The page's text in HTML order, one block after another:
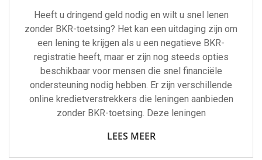
Heeft u dringend geld nodig en wilt u snel lenen
zonder BKR-toetsing? Het kan een uitdaging zijn om
een lening te krijgen als u een negatieve BKR-
registratie heeft, maar er zijn nog steeds opties
beschikbaar voor mensen die snel financiële
ondersteuning nodig hebben. Er zijn verschillende
online kredietverstrekkers die leningen aanbieden
zonder BKR-toetsing. Deze leningen
LEES MEER